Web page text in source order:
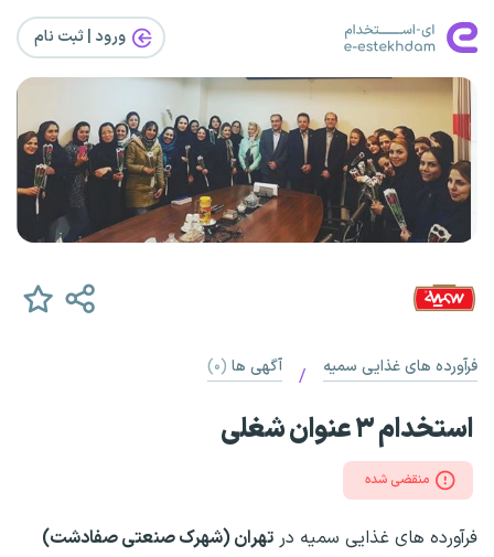
ورود | ثبت‌ نام
فرآورده های غذایی سمیه / آگهی ها (۰)
استخدام ۳ عنوان شغلی
منقضی شده
فرآورده های غذایی سمیه در تهران (شهرک صنعتی صفادشت)